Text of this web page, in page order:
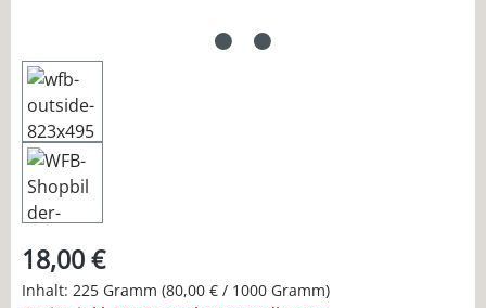
18,00 €
Inhalt: 225 Gramm (80,00 € / 1000 Gramm)